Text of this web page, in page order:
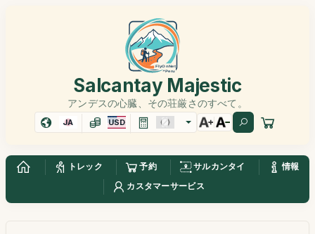
Salcantay Majestic
アンデスの心臓、その荘厳さのすべて。
JA USD
トレック 予約 サルカンタイ
情報
カスタマーサービス